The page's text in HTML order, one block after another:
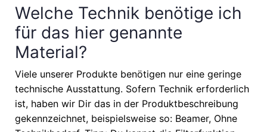
Welche Technik benötige ich
für das hier genannte
Material?
Viele unserer Produkte benötigen nur eine geringe
technische Ausstattung. Sofern Technik erforderlich
ist, haben wir Dir das in der Produktbeschreibung
gekennzeichnet, beispielsweise so: Beamer, Ohne